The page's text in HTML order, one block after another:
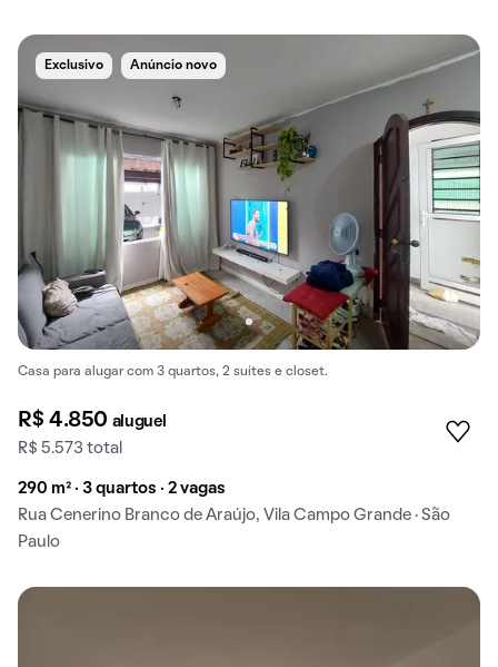
Exclusivo Anúncio novo
Casa para alugar com 3 quartos, 2 suítes e closet.
R$ 4.850 aluguel
R$ 5.573 total
290 m² · 3 quartos · 2 vagas
Rua Cenerino Branco de Araújo, Vila Campo Grande · São
Paulo